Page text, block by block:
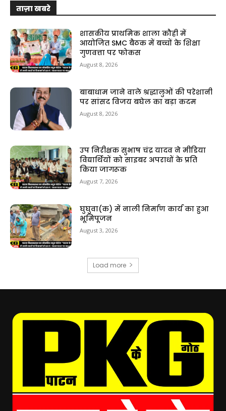
ताज़ा खबरे
शासकीय प्राथमिक शाला कौही में
आयोजित SMC बैठक में बच्चों के शिक्षा
गुणवत्ता पर फोकस
August 8, 2026
बाबाधाम जाने वाले श्रद्धालुओं की परेशानी
पर सांसद विजय बघेल का बड़ा कदम
August 8, 2026
उप निरीक्षक सुभाष चंद्र यादव ने मीडिया
विद्यार्थियों को साइबर अपराधों के प्रति
किया जागरूक
August 7, 2026
घुघुवा(क) में नाली निर्माण कार्य का हुआ
भूमिपूजन
August 3, 2026
Load more